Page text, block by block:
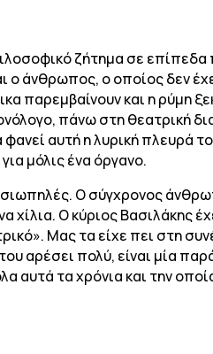
ζήτημα σε
ο άνθρωπος, ο οποίος δεν
παρεμβαίνουν και η ρύμη
πάνω στη θεατρική
αυτή η λυρική πλευρά
μόλις ένα όργανο.
Ο σύγχρονος
Ο κύριος Βασιλάκης
Μας τα είχε πει στη
αρέσει πολύ, είναι μία
αυτά τα χρόνια και την